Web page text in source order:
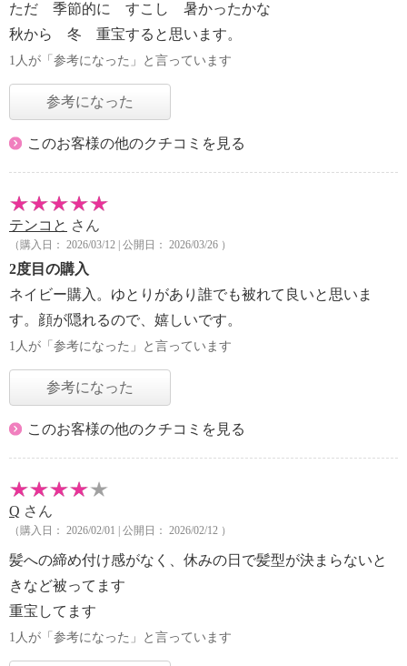
ただ 季節的に すこし 暑かったかな
秋から 冬 重宝すると思います。
1人が「参考になった」と言っています
参考になった
このお客様の他のクチコミを見る
テンコと さん
（購入日： 2026/03/12 | 公開日： 2026/03/26 ）
2度目の購入
ネイビー購入。ゆとりがあり誰でも被れて良いと思いま
す。顔が隠れるので、嬉しいです。
1人が「参考になった」と言っています
参考になった
このお客様の他のクチコミを見る
Q さん
（購入日： 2026/02/01 | 公開日： 2026/02/12 ）
髪への締め付け感がなく、休みの日で髪型が決まらないと
きなど被ってます
重宝してます
1人が「参考になった」と言っています